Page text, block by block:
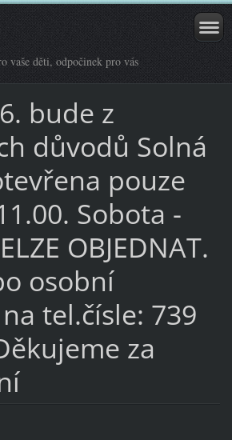
vaše děti, odpočinek pro vás
bude z
důvodů Solná
pouze
Sobota -
OBJEDNAT.
osobní
tel.čísle: 739
za